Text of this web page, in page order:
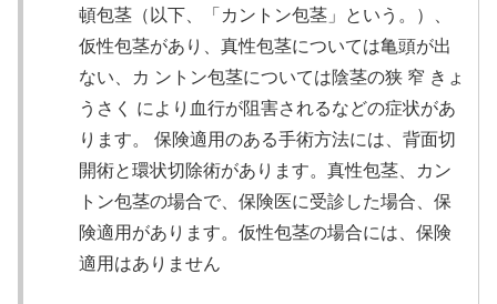
頓包茎（以下、「カントン包茎」という。）、
仮性包茎があり、真性包茎については亀頭が出
ない、カ ントン包茎については陰茎の狭 窄 きょ
うさく により血行が阻害されるなどの症状があ
ります。 保険適用のある手術方法には、背面切
開術と環状切除術があります。真性包茎、カン
トン包茎の場合で、保険医に受診した場合、保
険適用があります。仮性包茎の場合には、保険
適用はありません